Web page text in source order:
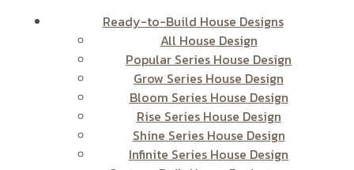
Ready-to-Build House Designs
All House Design
Popular Series House Design
Grow Series House Design
Bloom Series House Design
Rise Series House Design
Shine Series House Design
Infinite Series House Design